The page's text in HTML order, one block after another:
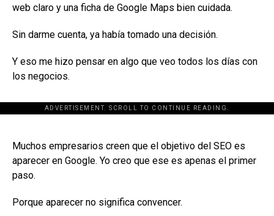
web claro y una ficha de Google Maps bien cuidada.
Sin darme cuenta, ya había tomado una decisión.
Y eso me hizo pensar en algo que veo todos los días con
los negocios.
ADVERTISEMENT. SCROLL TO CONTINUE READING.
[adsforwp id="243463"]
Muchos empresarios creen que el objetivo del SEO es
aparecer en Google. Yo creo que ese es apenas el primer
paso.
Porque aparecer no significa convencer.